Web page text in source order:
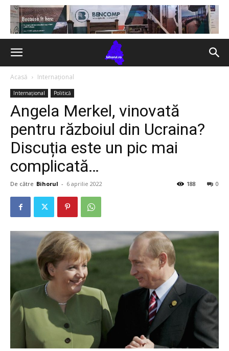
Acasă Internațional
Internațional Politică
Angela Merkel, vinovată
pentru războiul din Ucraina?
Discuția este un pic mai
complicată…
De către Bihorul - 6 aprilie 2022 0
188